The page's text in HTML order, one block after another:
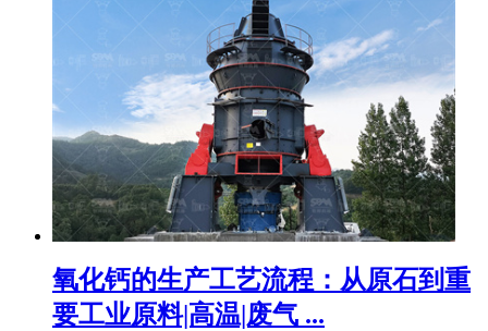
氧化钙的生产工艺流程：从原石到重
要工业原料|高温|废气 ...